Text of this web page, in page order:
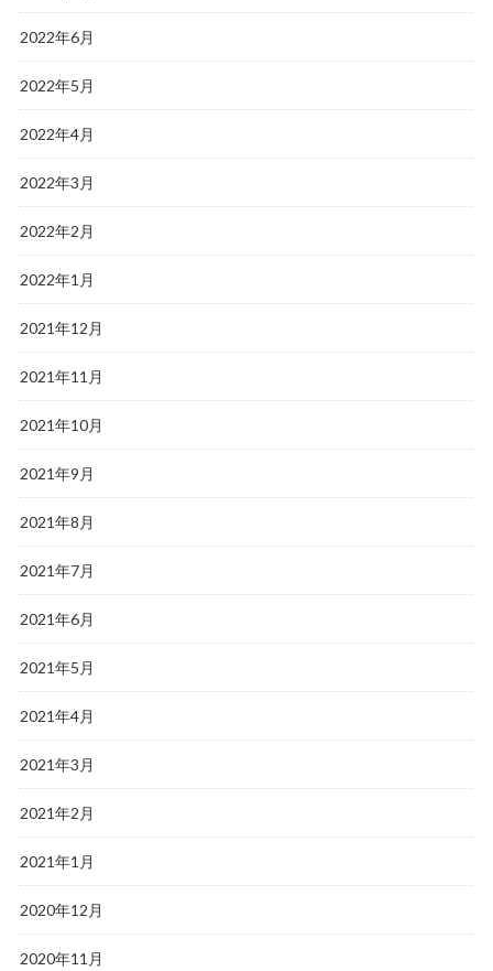
2022年6月
2022年5月
2022年4月
2022年3月
2022年2月
2022年1月
2021年12月
2021年11月
2021年10月
2021年9月
2021年8月
2021年7月
2021年6月
2021年5月
2021年4月
2021年3月
2021年2月
2021年1月
2020年12月
2020年11月